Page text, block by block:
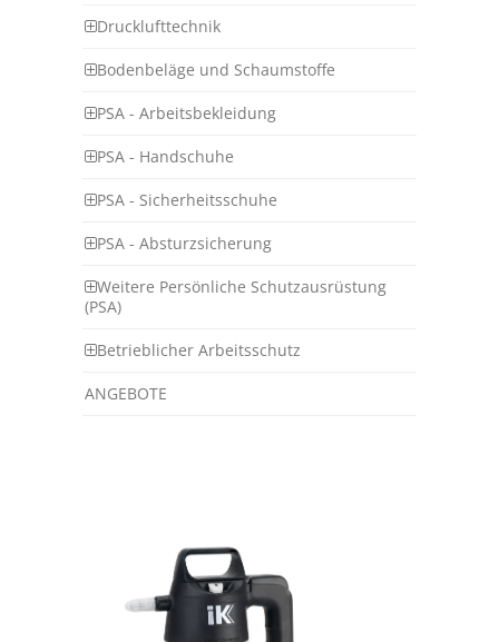
Drucklufttechnik
Bodenbeläge und Schaumstoffe
PSA - Arbeitsbekleidung
PSA - Handschuhe
PSA - Sicherheitsschuhe
PSA - Absturzsicherung
Weitere Persönliche Schutzausrüstung
(PSA)
Betrieblicher Arbeitsschutz
ANGEBOTE